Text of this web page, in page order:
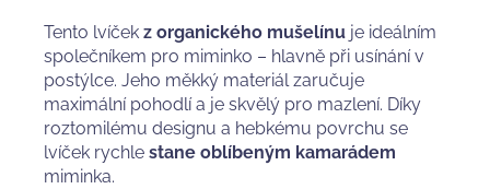
Tento lvíček z organického mušelínu je ideálním
společníkem pro miminko – hlavně při usínání v
postýlce. Jeho měkký materiál zaručuje
maximální pohodlí a je skvělý pro mazlení. Díky
roztomilému designu a hebkému povrchu se
lvíček rychle stane oblíbeným kamarádem
miminka.